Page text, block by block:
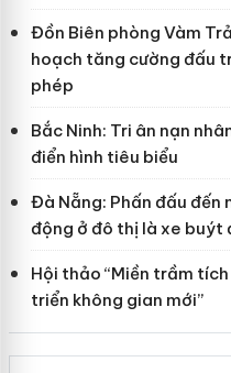
Đồn Biên phòng Vàm
hoạch tăng cường đấu
phép
Bắc Ninh: Tri ân nạn
điển hình tiêu biểu
Đà Nẵng: Phấn đấu đến
động ở đô thị là xe buýt
Hội thảo “Miền trầm
triển không gian mới”